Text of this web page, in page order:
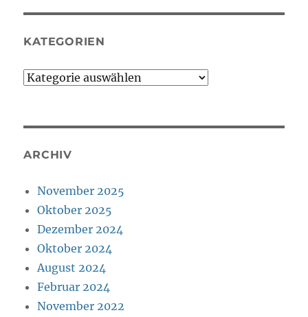
KATEGORIEN
Kategorien
ARCHIV
November 2025
Oktober 2025
Dezember 2024
Oktober 2024
August 2024
Februar 2024
November 2022